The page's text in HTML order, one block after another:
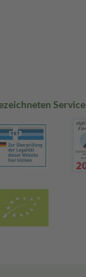
Service